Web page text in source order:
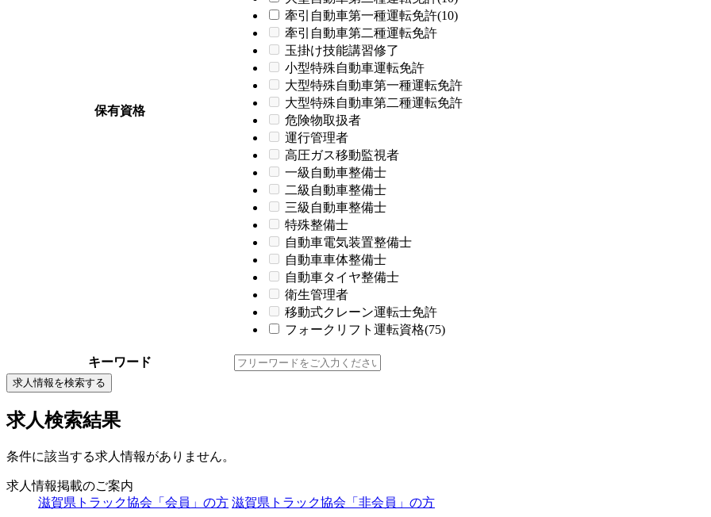
保有資格
牽引自動車第一種運転免許(10)
牽引自動車第二種運転免許
玉掛け技能講習修了
小型特殊自動車運転免許
大型特殊自動車第一種運転免許
大型特殊自動車第二種運転免許
危険物取扱者
運行管理者
高圧ガス移動監視者
一級自動車整備士
二級自動車整備士
三級自動車整備士
特殊整備士
自動車電気装置整備士
自動車車体整備士
自動車タイヤ整備士
衛生管理者
移動式クレーン運転士免許
フォークリフト運転資格(75)
キーワード
求人情報を検索する
求人検索結果
条件に該当する求人情報がありません。
求人情報掲載のご案内
滋賀県トラック協会「会員」の方 滋賀県トラック協会「非会員」の方